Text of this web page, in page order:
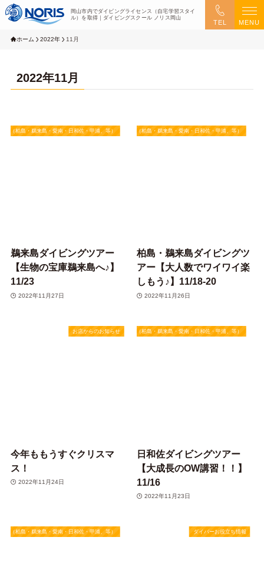
岡山市内でダイビングライセンス（自宅学習スタイ
ル）を取得｜ダイビングスクール ノリス岡山
TEL MENU
ホーム 2022年 11月
2022年11月
国（柏島・鵜来島・愛南・日和佐・甲浦、等）
鵜来島ダイビングツアー
【生物の宝庫鵜来島へ♪】
11/23
2022年11月27日
★四国（柏島・鵜来島・愛南・日和佐・甲浦、等）
柏島・鵜来島ダイビングツ
アー【大人数でワイワイ楽
しもう♪】11/18-20
2022年11月26日
お店からのお知らせ
今年ももうすぐクリスマ
ス！
2022年11月24日
★四国（柏島・鵜来島・愛南・日和佐・甲浦、等）
日和佐ダイビングツアー
【大成長のOW講習！！】
11/16
2022年11月23日
国（柏島・鵜来島・愛南・日和佐・甲浦、等） ダイバーお役立ち情報